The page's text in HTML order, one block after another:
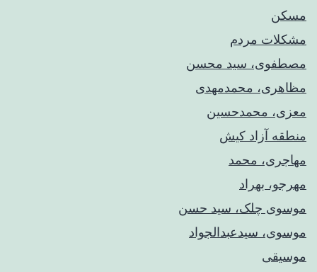
مسکن
مشکلات مردم
مصطفوی، سید محسن
مظاهری، محمدمهدی
معزی، محمدحسین
منطقه آزاد کیش
مهاجری، محمد
مهرجو، بهراد
موسوی چلک، سید حسن
موسوی، سیدعبدالجواد
موسیقی